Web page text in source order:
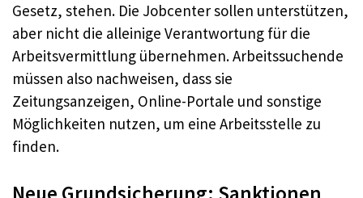
Gesetz, stehen. Die Jobcenter sollen unterstützen,
aber nicht die alleinige Verantwortung für die
Arbeitsvermittlung übernehmen. Arbeitssuchende
müssen also nachweisen, dass sie
Zeitungsanzeigen, Online-Portale und sonstige
Möglichkeiten nutzen, um eine Arbeitsstelle zu
finden.